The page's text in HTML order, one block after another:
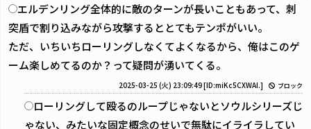
エルデンリング全体的に敵のターンが長いこともあって、刺
突盾で割り込みながら攻撃するととてもテンポがいい。
ただ、いちいちローリングしなくてよくなるから、俺はこのゲ
ーム楽しめてるのか？って疑問が湧いてくる。
2025-03-25 (火) 23:09:49[ID:miKc5CXWAI.] ブロック
ローリングして殴るのループじゃないとソウルシリーズじ
ゃない、みたいな固定概念のせいで無駄にイライラしてい